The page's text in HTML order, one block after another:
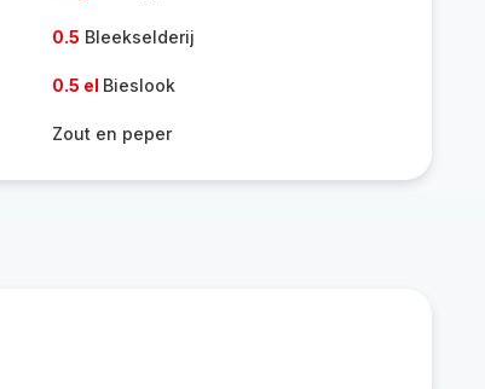
0.5 Bleekselderij
0.5 el Bieslook
Zout en peper